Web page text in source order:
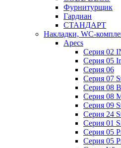
Фурнитурщик
Гардиан
СТАНДАРТ
Накладки, WC-
Apecs
Cерия 02
Cерия 05
Cерия 06
Cерия 07
Cерия 08
Cерия 08
Cерия 09
Cерия 24
Серия 01
Серия 05
Серия 05